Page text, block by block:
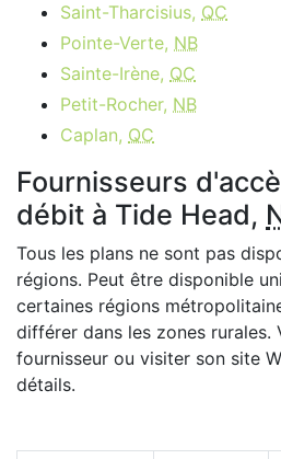
Saint-Tharcisius, QC
Pointe-Verte, NB
Sainte-Irène, QC
Petit-Rocher, NB
Caplan, QC
Fournisseurs
débit à Tide Head,
Tous les plans ne sont pas
régions. Peut être disponible
certaines régions
différer dans les zones rurales.
fournisseur ou visiter son site
détails.